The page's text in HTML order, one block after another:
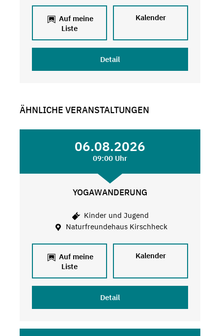
Auf meine
Liste
Kalender
Detail
ÄHNLICHE VERANSTALTUNGEN
06.08.2026
09:00 Uhr
YOGAWANDERUNG
Kinder und Jugend
Naturfreundehaus Kirschheck
Auf meine
Liste
Kalender
Detail